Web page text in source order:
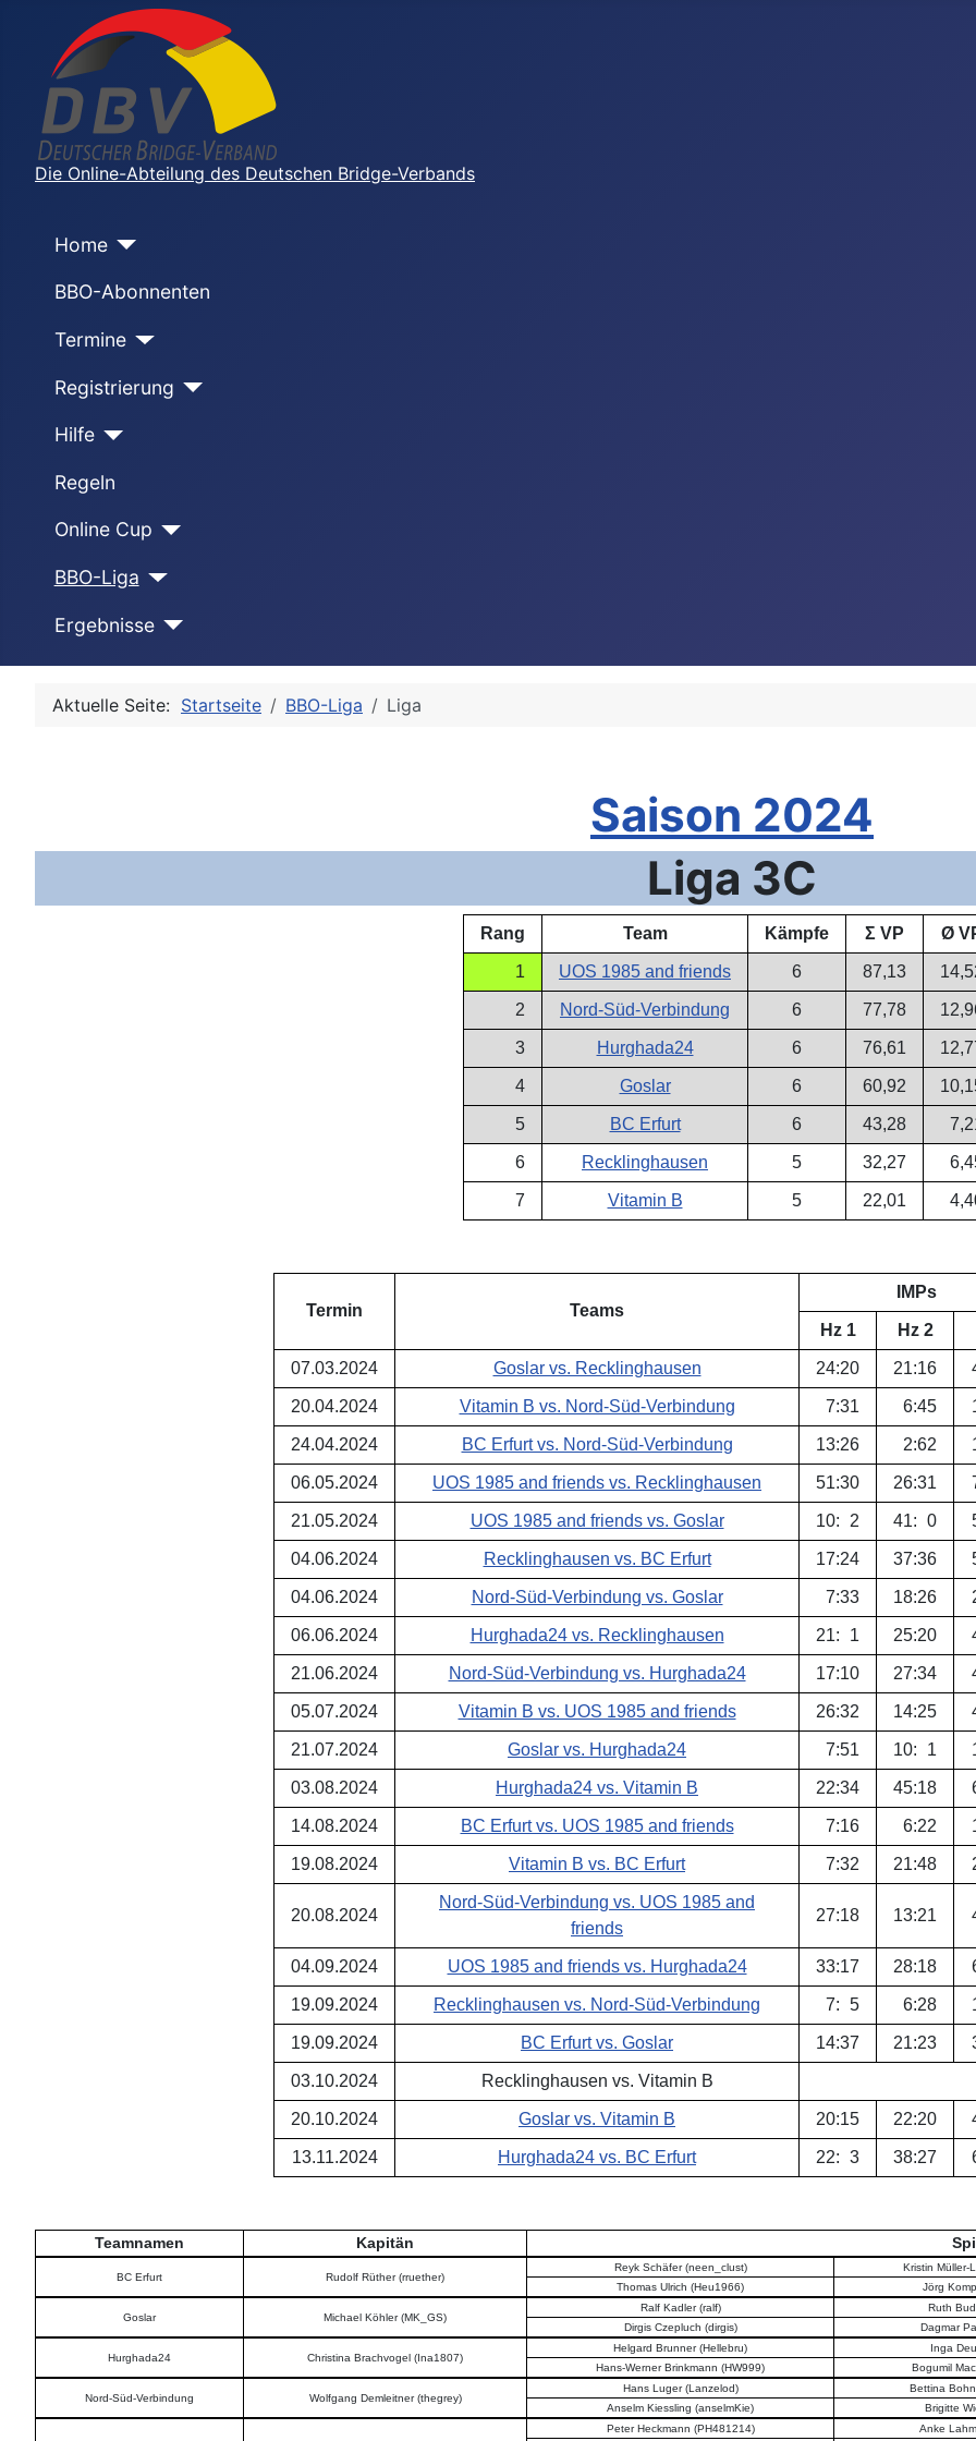
Die Online-Abteilung des Deutschen Bridge-Verbands
Home
BBO-Abonnenten
Termine
Registrierung
Hilfe
Regeln
Online Cup
BBO-Liga
Ergebnisse
Aktuelle Seite: Startseite BBO-Liga Liga
Saison 2024
Liga 3C
Rang Team Kämpfe Σ VP Ø
1 UOS 1985 and friends 6 87,13
2 Nord-Süd-Verbindung 6 77,78
3 Hurghada24 6 76,61
4 Goslar 6 60,92
5 BC Erfurt 6 43,28
6 Recklinghausen 5 32,27
7 Vitamin B 5 22,01
Termin Teams
IMPs
Hz 1 Hz 2
07.03.2024 Goslar vs. Recklinghausen 24:20 21:16
20.04.2024 Vitamin B vs. Nord-Süd-Verbindung 7:31 6:45
24.04.2024 BC Erfurt vs. Nord-Süd-Verbindung 13:26 2:62
06.05.2024 UOS 1985 and friends vs. Recklinghausen 51:30 26:31
21.05.2024 UOS 1985 and friends vs. Goslar 10: 2 41: 0
04.06.2024 Recklinghausen vs. BC Erfurt 17:24 37:36
04.06.2024 Nord-Süd-Verbindung vs. Goslar 7:33 18:26
06.06.2024 Hurghada24 vs. Recklinghausen 21: 1 25:20
21.06.2024 Nord-Süd-Verbindung vs. Hurghada24 17:10 27:34
05.07.2024 Vitamin B vs. UOS 1985 and friends 26:32 14:25
21.07.2024 Goslar vs. Hurghada24 7:51 10: 1
03.08.2024 Hurghada24 vs. Vitamin B 22:34 45:18
14.08.2024 BC Erfurt vs. UOS 1985 and friends 7:16 6:22
19.08.2024 Vitamin B vs. BC Erfurt 7:32 21:48
20.08.2024
Nord-Süd-Verbindung vs. UOS 1985 and
friends
27:18 13:21
04.09.2024 UOS 1985 and friends vs. Hurghada24 33:17 28:18
19.09.2024 Recklinghausen vs. Nord-Süd-Verbindung 7: 5 6:28
19.09.2024 BC Erfurt vs. Goslar 14:37 21:23
03.10.2024 Recklinghausen vs. Vitamin B
20.10.2024 Goslar vs. Vitamin B 20:15 22:20
13.11.2024 Hurghada24 vs. BC Erfurt 22: 3 38:27
Teamnamen Kapitän
BC Erfurt Rudolf Rüther (rruether)
Reyk Schäfer (neen_clust)
Kristin Müller-
Thomas Ulrich (Heu1966)
Jörg
Goslar Michael Köhler (MK_GS)
Ralf Kadler (ralf)
Ruth
Dirgis Czepluch (dirgis)
Dagmar
Hurghada24 Christina Brachvogel (Ina1807)
Helgard Brunner (Hellebru)
Inga
Hans-Werner Brinkmann (HW999)
Bogumil
Nord-Süd-Verbindung Wolfgang Demleitner (thegrey)
Hans Luger (Lanzelod)
Bettina
Anselm Kiessling (anselmKie)
Brigitte
Peter Heckmann (PH481214)
Anke